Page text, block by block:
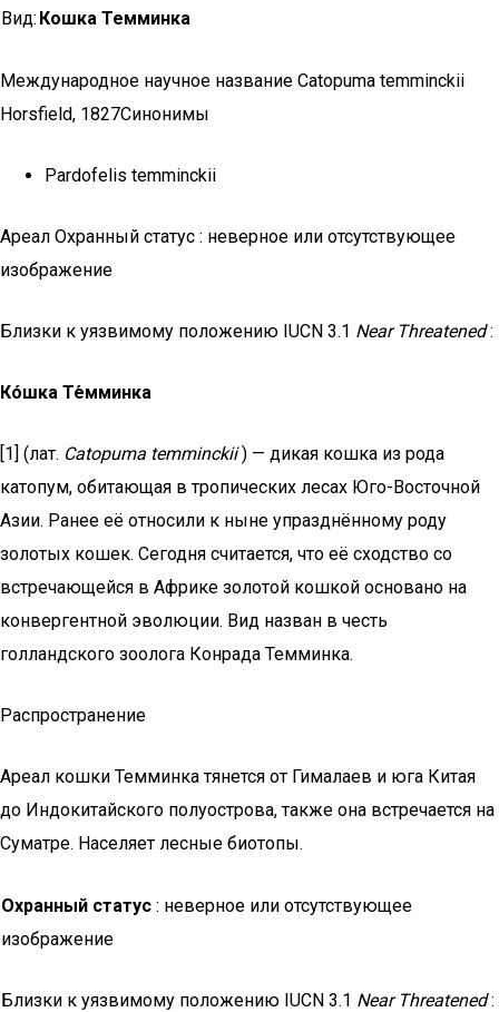
Вид: Кошка Темминка
Международное научное название Catopuma temminckii
Horsfield, 1827Синонимы
Pardofelis temminckii
Ареал Охранный статус : неверное или отсутствующее
изображение
Близки к уязвимому положению IUCN 3.1 Near Threatened:
Ко́шка Те́мминка
[1] (лат. Catopuma temminckii) — дикая кошка из рода
катопум, обитающая в тропических лесах Юго-Восточной
Азии. Ранее её относили к ныне упразднённому роду
золотых кошек. Сегодня считается, что её сходство со
встречающейся в Африке золотой кошкой основано на
конвергентной эволюции. Вид назван в честь
голландского зоолога Конрада Темминка.
Распространение
Ареал кошки Темминка тянется от Гималаев и юга Китая
до Индокитайского полуострова, также она встречается на
Суматре. Населяет лесные биотопы.
Охранный статус : неверное или отсутствующее
изображение
Близки к уязвимому положению IUCN 3.1 Near Threatened: